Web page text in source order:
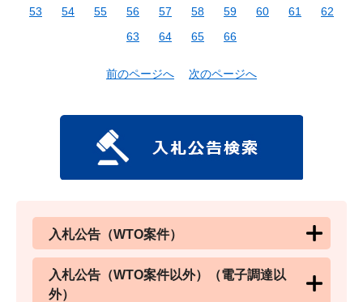
53
54 55 56 57 58 59 60 61
62
63
64 65 66
前のページへ 次のページへ
入札公告（WTO案件）
入札公告（WTO案件以外）（電子調達以
外）